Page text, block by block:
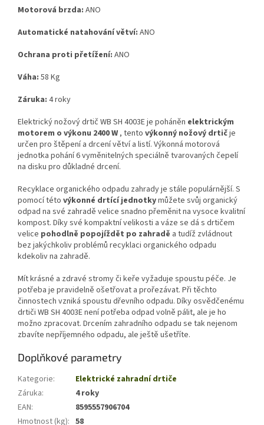
Motorová brzda: ANO
Automatické natahování větví: ANO
Ochrana proti přetížení: ANO
Váha: 58 Kg
Záruka: 4 roky
Elektrický nožový drtič WB SH 4003E je poháněn elektrickým
motorem o výkonu 2400 W , tento výkonný nožový drtičje
určen pro štěpení a drcení větví a listí. Výkonná motorová
jednotka pohání 6 vyměnitelných speciálně tvarovaných čepelí
na disku pro důkladné drcení.
Recyklace organického odpadu zahrady je stále populárnější. S
pomocí této výkonné drtící jednotkymůžete svůj organický
odpad na své zahradě velice snadno přeměnit na vysoce kvalitní
kompost. Díky své kompaktní velikosti a váze se dá s drtičem
velice pohodlně popojíždět po zahradě a tudíž zvládnout
bez jakýchkoliv problémů recyklaci organického odpadu
kdekoliv na zahradě.
Mít krásné a zdravé stromy či keře vyžaduje spoustu péče. Je
potřeba je pravidelně ošetřovat a prořezávat. Při těchto
činnostech vzniká spoustu dřevního odpadu. Díky osvědčenému
drtiči WB SH 4003E není potřeba odpad volně pálit, ale je ho
možno zpracovat. Drcením zahradního odpadu se tak nejenom
zbavíte nepříjemného odpadu, ale ještě ušetříte.
Doplňkové parametry
Kategorie:
Elektrické zahradní drtiče
Záruka:
4 roky
EAN:
8595557906704
Hmotnost (kg): 58